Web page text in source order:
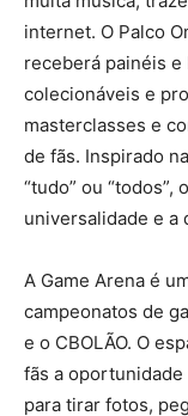
internet. O Palco
receberá painéis
colecionáveis e
masterclasses e
de fãs. Inspirado
“tudo” ou “todos”,
universalidade e a
A Game Arena é
campeonatos de
e o CBOLÃO. O
fãs a
para tirar fotos,